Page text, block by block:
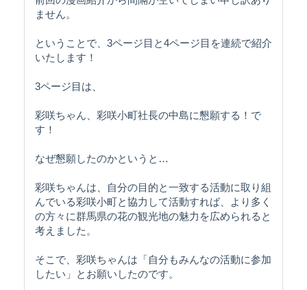
ません。
ということで、3ページ目と4ページ目を連続で紹介
いたします！
3ページ目は、
彩咲ちゃん、彩咲小町社長の中島に懇願する！で
す！
なぜ懇願したのかというと…
彩咲ちゃんは、自分の目的と一致する活動に取り組
んでいる彩咲小町と協力して活動すれば、より多く
の方々に群馬県の花の観光地の魅力を広められると
考えました。
そこで、彩咲ちゃんは「自分もみんなの活動に参加
したい」とお願いしたのです。